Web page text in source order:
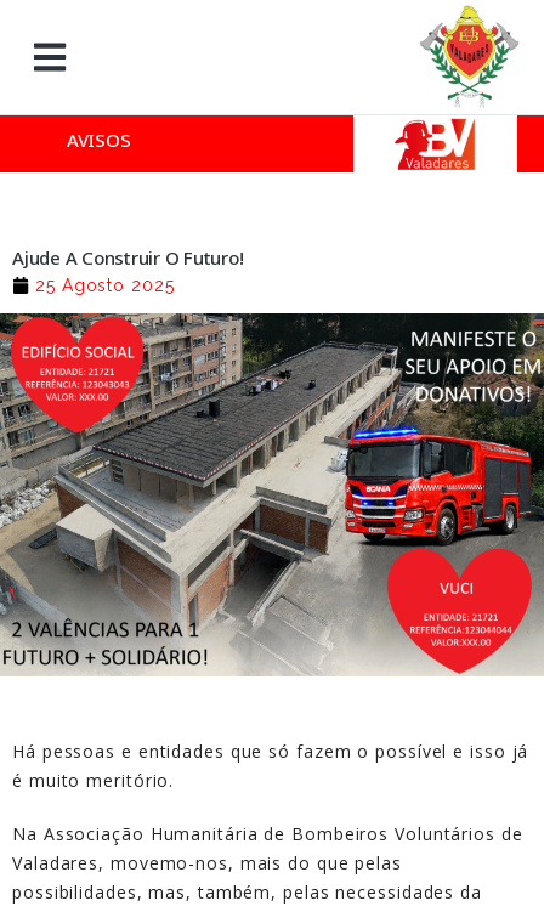
AVISOS
Ajude A Construir O Futuro!
25 Agosto 2025
Há pessoas e entidades que só fazem o possível e isso já
é muito meritório.
Na Associação Humanitária de Bombeiros Voluntários de
Valadares, movemo-nos, mais do que pelas
possibilidades, mas, também, pelas necessidades da